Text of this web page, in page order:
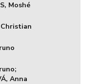
Moshé
Christian
Anna